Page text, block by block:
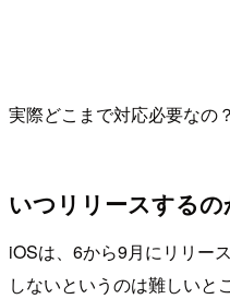
実際どこまで対応必要なの
いつリリースするの
iOSは、6から9月にリリー
しないというのは難しいと